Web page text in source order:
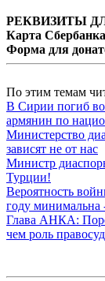
РЕКВИЗИТЫ
Карта
Форма для
По этим темам
В Сирии погиб
армянин по
Министерство
зависят не от нас
Министр
Турции!
Вероятность
году минимальна
Глава АНКА:
чем роль